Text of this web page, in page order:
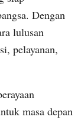
Dengan
lulusan
pelayanan,
masa depan